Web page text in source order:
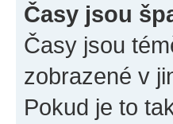
Časy jsou
Časy jsou
zobrazené v
Pokud je to